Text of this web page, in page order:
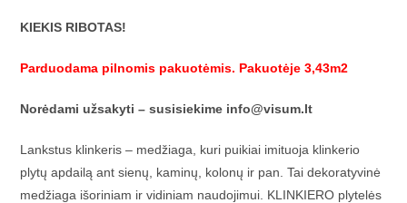
KIEKIS RIBOTAS!
Parduodama pilnomis pakuotėmis. Pakuotėje 3,43m2
Norėdami užsakyti – susisiekime info@visum.lt
Lankstus klinkeris – medžiaga, kuri puikiai imituoja klinkerio
plytų apdailą ant sienų, kaminų, kolonų ir pan. Tai dekoratyvinė
medžiaga išoriniam ir vidiniam naudojimui. KLINKIERO plytelės